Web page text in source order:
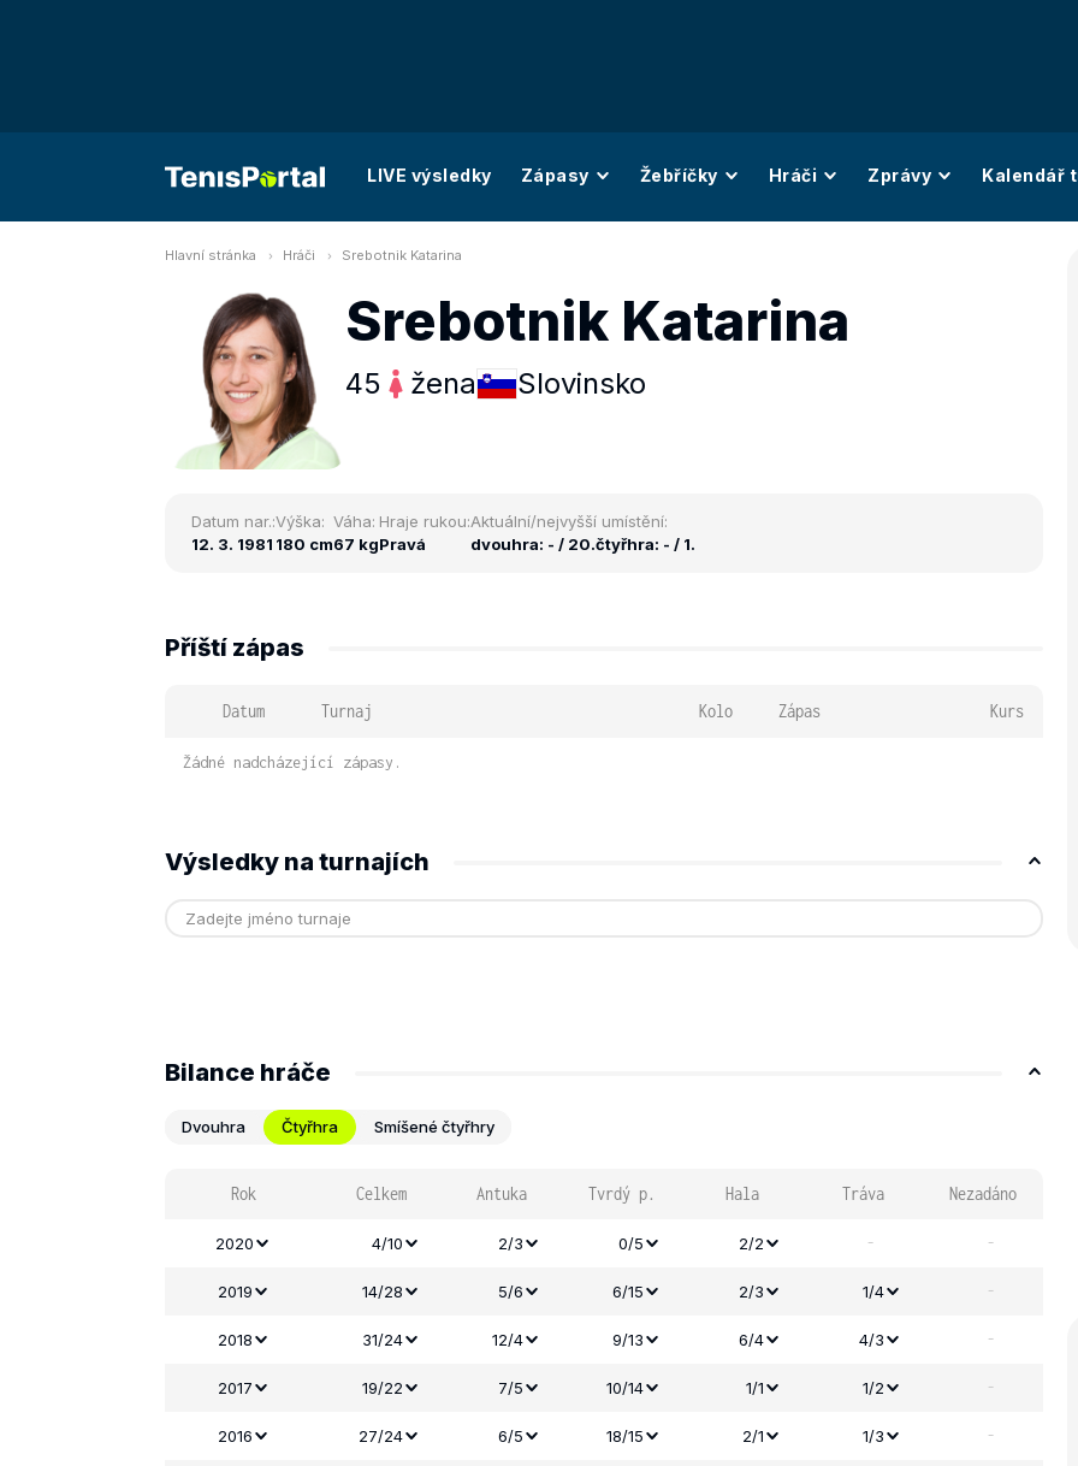
LIVE výsledky Zápasy Žebříčky Hráči Zprávy Kalendář
Hlavní stránka Hráči Srebotnik Katarina
Srebotnik Katarina
45 žena Slovinsko
Datum nar.:
12. 3. 1981
Výška:
180 cm
Váha:
67 kg
Hraje rukou:
Pravá
Aktuální/nejvyšší umístění:
dvouhra: - / 20.čtyřhra: - / 1.
Příští zápas
Datum Turnaj Kolo Zápas Kurs
Žádné nadcházející zápasy.
Výsledky na turnajích
Bilance hráče
Dvouhra Čtyřhra Smíšené čtyřhry
Rok Celkem Antuka Tvrdý p. Hala Tráva Nezadáno
2020 4/10 2/3 0/5 2/2 - -
2019 14/28 5/6 6/15 2/3 1/4 -
2018 31/24 12/4 9/13 6/4 4/3 -
2017 19/22 7/5 10/14 1/1 1/2 -
2016 27/24 6/5 18/15 2/1 1/3 -